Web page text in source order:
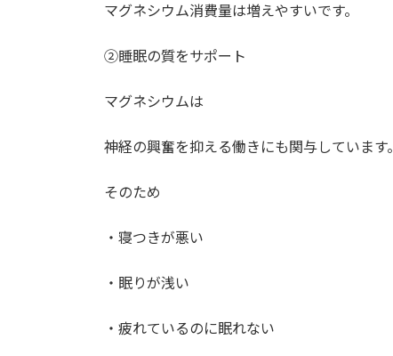
マグネシウム消費量は増えやすいです。
②睡眠の質をサポート
マグネシウムは
神経の興奮を抑える働きにも関与しています。
そのため
・寝つきが悪い
・眠りが浅い
・疲れているのに眠れない